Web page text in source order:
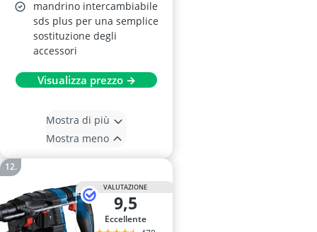
mandrino intercambiabile
sds plus per una semplice
sostituzione degli
accessori
Visualizza prezzo →
Mostra di più
Mostra meno
VALUTAZIONE
9,5
Eccellente